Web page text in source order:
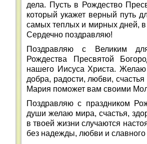
дела. Пусть в Рождество
который укажет верный путь
самых теплых и мирных дней,
Сердечно поздравляю!
Поздравляю с Великим
Рождества Пресвятой
нашего Иисуса Христа.
добра, радости, любви,
Мария поможет вам своими
Поздравляю с праздником
души желаю мира, счастья,
в твоей жизни случаются
без надежды, любви и славного